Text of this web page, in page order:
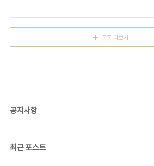
목록 더보기
공지사항
최근 포스트